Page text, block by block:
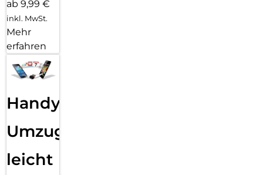
ab 9,99 €
inkl. MwSt.
Mehr
erfahren
Handy
Umzug
leicht